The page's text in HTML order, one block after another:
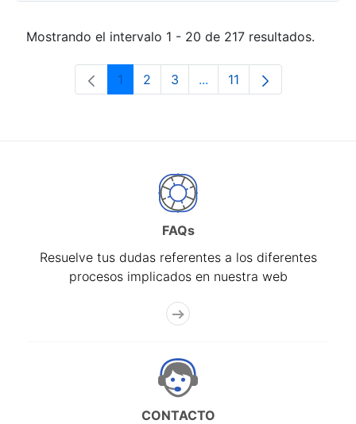
Mostrando el intervalo 1 - 20 de 217 resultados.
Página
1 Página
2 Página
3 ...Páginas intermedias Use
Página
11
FAQs
Resuelve tus dudas referentes a los diferentes
procesos implicados en nuestra web
CONTACTO